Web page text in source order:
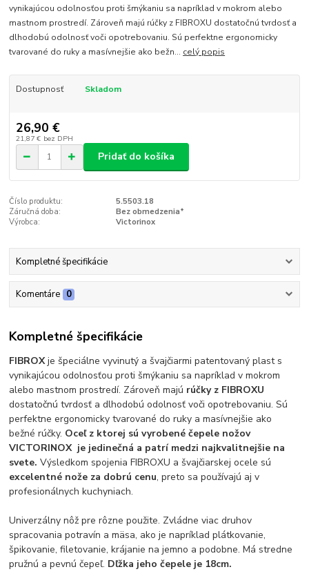
vynikajúcou odolnosťou proti šmýkaniu sa napríklad v mokrom alebo
mastnom prostredí. Zároveň majú rúčky z FIBROXU dostatočnú tvrdosť a
dlhodobú odolnosť voči opotrebovaniu. Sú perfektne ergonomicky
tvarované do ruky a masívnejšie ako bežn... celý popis
Dostupnosť Skladom
26,90 €
21,87 € bez DPH
Pridať do košíka
Číslo produktu:
5.5503.18
Záručná doba:
Bez obmedzenia*
Výrobca:
Victorinox
Kompletné špecifikácie
Komentáre 0
Kompletné špecifikácie
FIBROXje špeciálne vyvinutý a švajčiarmi patentovaný plast s
vynikajúcou odolnosťou proti šmýkaniu sa napríklad v mokrom
alebo mastnom prostredí. Zároveň majú rúčky z FIBROXU
dostatočnú tvrdosť a dlhodobú odolnosť voči opotrebovaniu. Sú
perfektne ergonomicky tvarované do ruky a masívnejšie ako
bežné rúčky. Oceľ z ktorej sú vyrobené čepele nožov
VICTORINOX je jedinečná a patrí medzi najkvalitnejšie na
svete. Výsledkom spojenia FIBROXU a švajčiarskej ocele sú
excelentné nože za dobrú cenu, preto sa používajú aj v
profesionálnych kuchyniach.
Univerzálny nôž pre rôzne použite. Zvládne viac druhov
spracovania potravín a mäsa, ako je napríklad plátkovanie,
špikovanie, filetovanie, krájanie na jemno a podobne. Má stredne
pružnú a pevnú čepeľ. Dľžka jeho čepele je 18cm.